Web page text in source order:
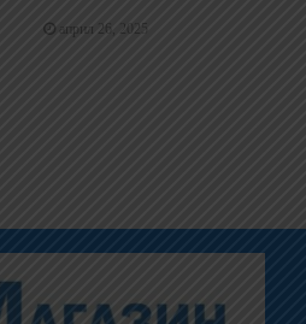
април 26, 2025